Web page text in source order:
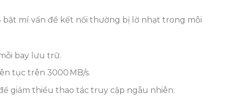
mí vấn đề kết nối thường bị lờ nhạt trong môi
bay lưu trữ.
tục trên 3000 MB/s.
giảm thiểu thao tác truy cập ngẫu nhiên.